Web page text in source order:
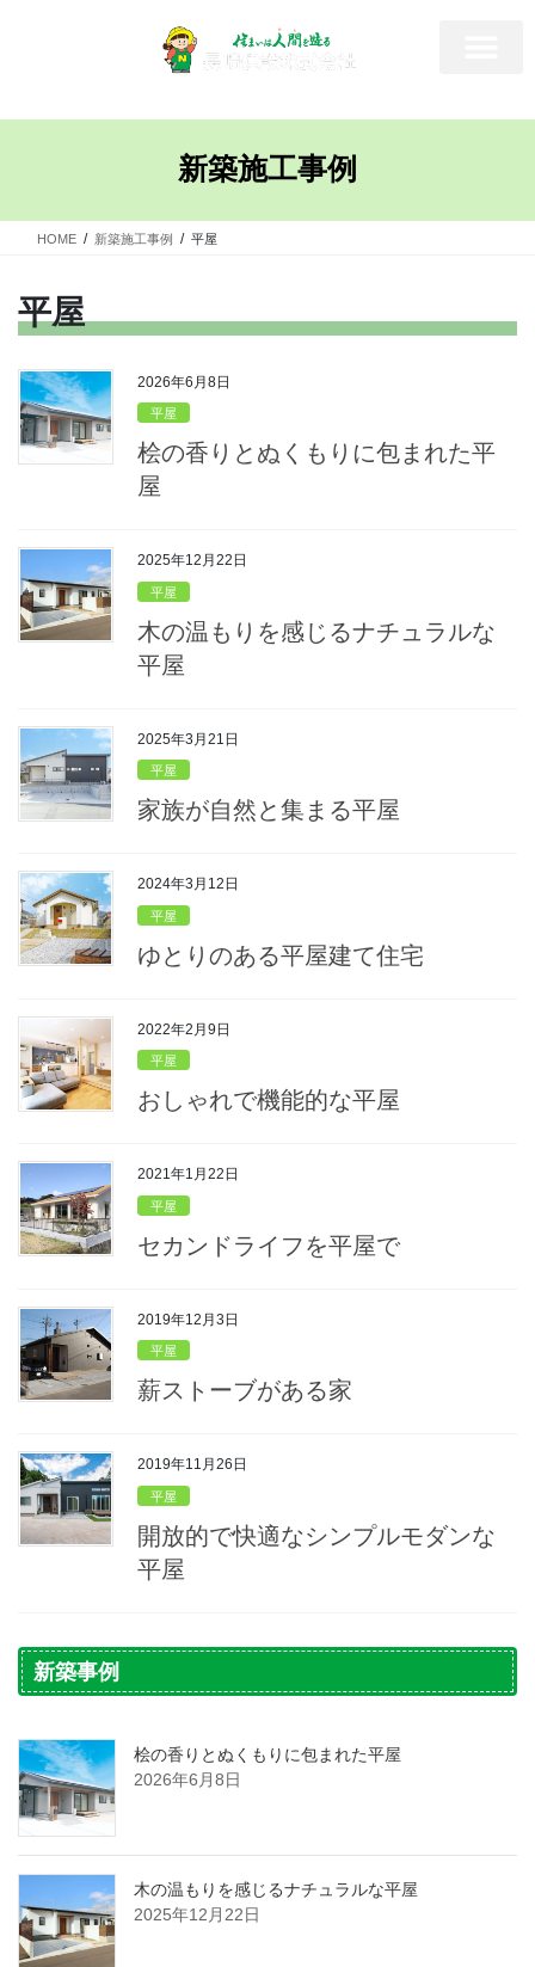
新築施工事例
HOME 新築施工事例 平屋
平屋
2026年6月8日
平屋
桧の香りとぬくもりに包まれた平
屋
2025年12月22日
平屋
木の温もりを感じるナチュラルな
平屋
2025年3月21日
平屋
家族が自然と集まる平屋
2024年3月12日
平屋
ゆとりのある平屋建て住宅
2022年2月9日
平屋
おしゃれで機能的な平屋
2021年1月22日
平屋
セカンドライフを平屋で
2019年12月3日
平屋
薪ストーブがある家
2019年11月26日
平屋
開放的で快適なシンプルモダンな
平屋
新築事例
桧の香りとぬくもりに包まれた平屋
2026年6月8日
木の温もりを感じるナチュラルな平屋
2025年12月22日